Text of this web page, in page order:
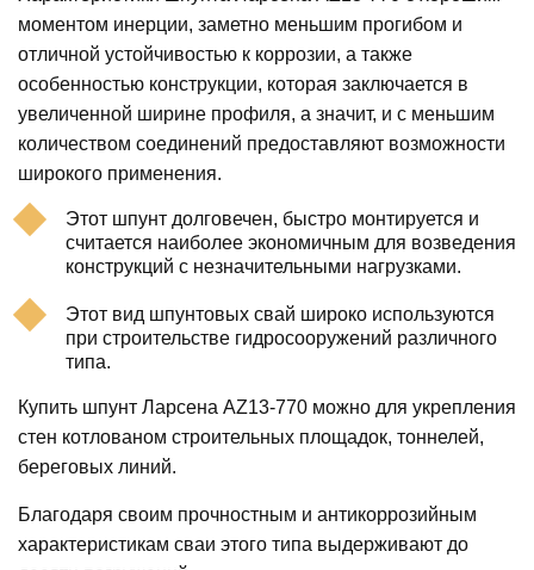
моментом инерции, заметно меньшим прогибом и
отличной устойчивостью к коррозии, а также
особенностью конструкции, которая заключается в
увеличенной ширине профиля, а значит, и с меньшим
количеством соединений предоставляют возможности
широкого применения.
Этот шпунт долговечен, быстро монтируется и
считается наиболее экономичным для возведения
конструкций с незначительными нагрузками.
Этот вид шпунтовых свай широко используются
при строительстве гидросооружений различного
типа.
Купить шпунт Ларсена AZ13-770 можно для укрепления
стен котлованом строительных площадок, тоннелей,
береговых линий.
Благодаря своим прочностным и антикоррозийным
характеристикам сваи этого типа выдерживают до